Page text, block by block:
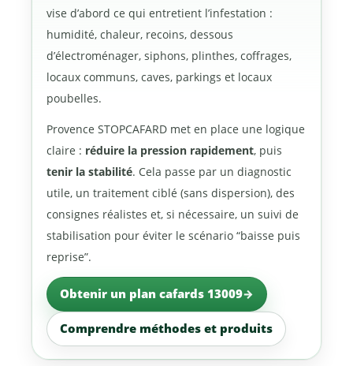
vise d’abord ce qui entretient l’infestation :
humidité, chaleur, recoins, dessous
d’électroménager, siphons, plinthes, coffrages,
locaux communs, caves, parkings et locaux
poubelles.
Provence STOPCAFARD met en place une logique
claire : réduire la pression rapidement, puis
tenir la stabilité. Cela passe par un diagnostic
utile, un traitement ciblé (sans dispersion), des
consignes réalistes et, si nécessaire, un suivi de
stabilisation pour éviter le scénario “baisse puis
reprise”.
Obtenir un plan cafards 13009
Comprendre méthodes et produits